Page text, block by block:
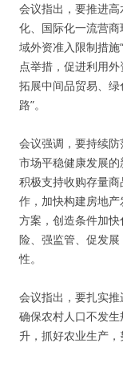
会议指出，要推进
化、国际化一流营
域外资准入限制措
点举措，促进利用
拓展中间品贸易、
路”。
会议强调，要持续
市场平稳健康发展的
积极支持收购存量
作，加快构建房地
方案，创造条件加
险、强监管、促发
性。
会议指出，要扎实推
确保农村人口不发
升，抓好农业生产，